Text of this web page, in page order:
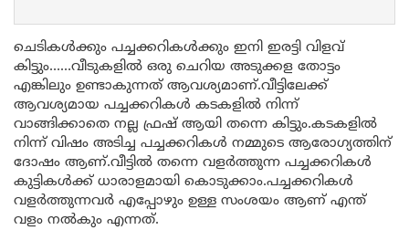
ചെടികൾക്കും പച്ചക്കറികൾക്കും ഇനി ഇരട്ടി വിളവ്
കിട്ടും……വീടുകളിൽ ഒരു ചെറിയ അടുക്കള തോട്ടം
എങ്കിലും ഉണ്ടാകുന്നത് ആവശ്യമാണ്.വീട്ടിലേക്ക്
ആവശ്യമായ പച്ചക്കറികൾ കടകളിൽ നിന്ന്
വാങ്ങിക്കാതെ നല്ല ഫ്രഷ് ആയി തന്നെ കിട്ടും.കടകളിൽ
നിന്ന് വിഷം അടിച്ച പച്ചക്കറികൾ നമ്മുടെ ആരോഗ്യത്തിന്
ദോഷം ആണ്.വീട്ടിൽ തന്നെ വളർത്തുന്ന പച്ചക്കറികൾ
കുട്ടികൾക്ക് ധാരാളമായി കൊടുക്കാം.പച്ചക്കറികൾ
വളർത്തുന്നവർ എപ്പോഴും ഉള്ള സംശയം ആണ് എന്ത്
വളം നൽകും എന്നത്.